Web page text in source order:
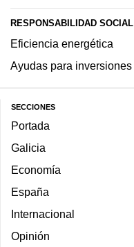
RESPONSABILIDAD SOCIAL
Eficiencia energética
Ayudas para inversiones
SECCIONES
Portada
Galicia
Economía
España
Internacional
Opinión